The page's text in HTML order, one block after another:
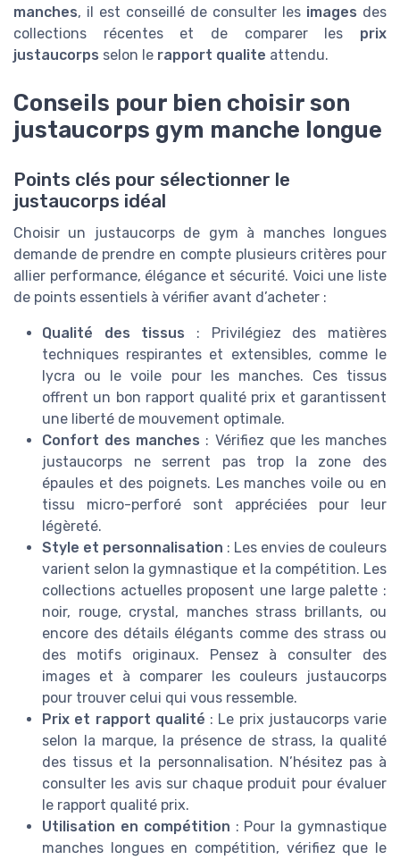
manches, il est conseillé de consulter les images des
collections récentes et de comparer les prix
justaucorps selon le rapport qualite attendu.
Conseils pour bien choisir son
justaucorps gym manche longue
Points clés pour sélectionner le
justaucorps idéal
Choisir un justaucorps de gym à manches longues
demande de prendre en compte plusieurs critères pour
allier performance, élégance et sécurité. Voici une liste
de points essentiels à vérifier avant d’acheter :
Qualité des tissus : Privilégiez des matières
techniques respirantes et extensibles, comme le
lycra ou le voile pour les manches. Ces tissus
offrent un bon rapport qualité prix et garantissent
une liberté de mouvement optimale.
Confort des manches : Vérifiez que les manches
justaucorps ne serrent pas trop la zone des
épaules et des poignets. Les manches voile ou en
tissu micro-perforé sont appréciées pour leur
légèreté.
Style et personnalisation : Les envies de couleurs
varient selon la gymnastique et la compétition. Les
collections actuelles proposent une large palette :
noir, rouge, crystal, manches strass brillants, ou
encore des détails élégants comme des strass ou
des motifs originaux. Pensez à consulter des
images et à comparer les couleurs justaucorps
pour trouver celui qui vous ressemble.
Prix et rapport qualité : Le prix justaucorps varie
selon la marque, la présence de strass, la qualité
des tissus et la personnalisation. N’hésitez pas à
consulter les avis sur chaque produit pour évaluer
le rapport qualité prix.
Utilisation en compétition : Pour la gymnastique
manches longues en compétition, vérifiez que le